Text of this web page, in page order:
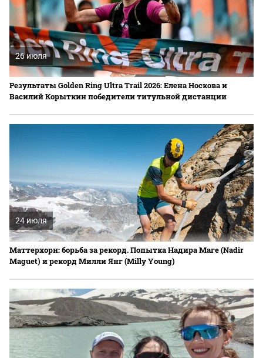
26 июля
Результаты Golden Ring Ultra Trail 2026: Елена Носкова и
Василий Корыткин победители титульной дистанции
24 июля
Маттерхорн: борьба за рекорд. Попытка Надира Маге (Nadir
Maguet) и рекорд Милли Янг (Milly Young)